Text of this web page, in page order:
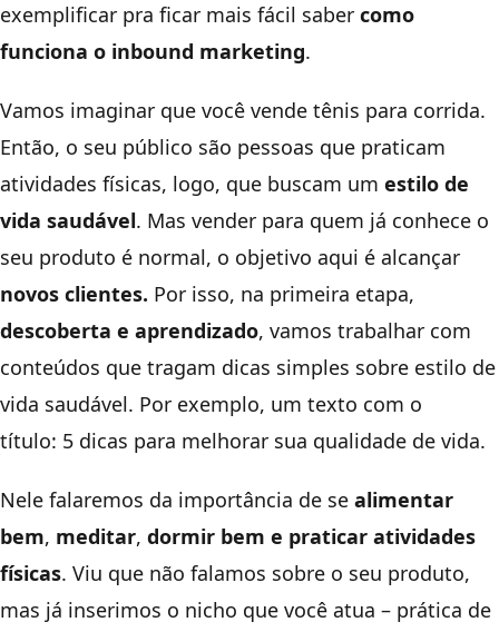
exemplificar pra ficar mais fácil saber como
funciona o inbound marketing.
Vamos imaginar que você vende tênis para corrida.
Então, o seu público são pessoas que praticam
atividades físicas, logo, que buscam um estilo de
vida saudável. Mas vender para quem já conhece o
seu produto é normal, o objetivo aqui é alcançar
novos clientes. Por isso, na primeira etapa,
descoberta e aprendizado, vamos trabalhar com
conteúdos que tragam dicas simples sobre estilo de
vida saudável. Por exemplo, um texto com o
título: 5 dicas para melhorar sua qualidade de vida.
Nele falaremos da importância de se alimentar
bem, meditar, dormir bem e praticar atividades
físicas. Viu que não falamos sobre o seu produto,
mas já inserimos o nicho que você atua – prática de